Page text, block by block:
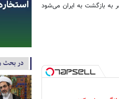
به بازگشت به ایران می‌شود
در بحث